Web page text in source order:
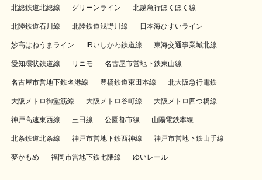
北総鉄道北総線 グリーンライン 北越急行ほくほく線
北陸鉄道石川線 北陸鉄道浅野川線 日本海ひすいライン
妙高はねうまライン IRいしかわ鉄道線 東海交通事業城北線
愛知環状鉄道線 リニモ 名古屋市営地下鉄東山線
名古屋市営地下鉄名港線 豊橋鉄道東田本線 北大阪急行電鉄
大阪メトロ御堂筋線 大阪メトロ谷町線 大阪メトロ四つ橋線
神戸高速東西線 三田線 公園都市線 山陽電鉄本線
北条鉄道北条線 神戸市営地下鉄西神線 神戸市営地下鉄山手線
夢かもめ 福岡市営地下鉄七隈線 ゆいレール